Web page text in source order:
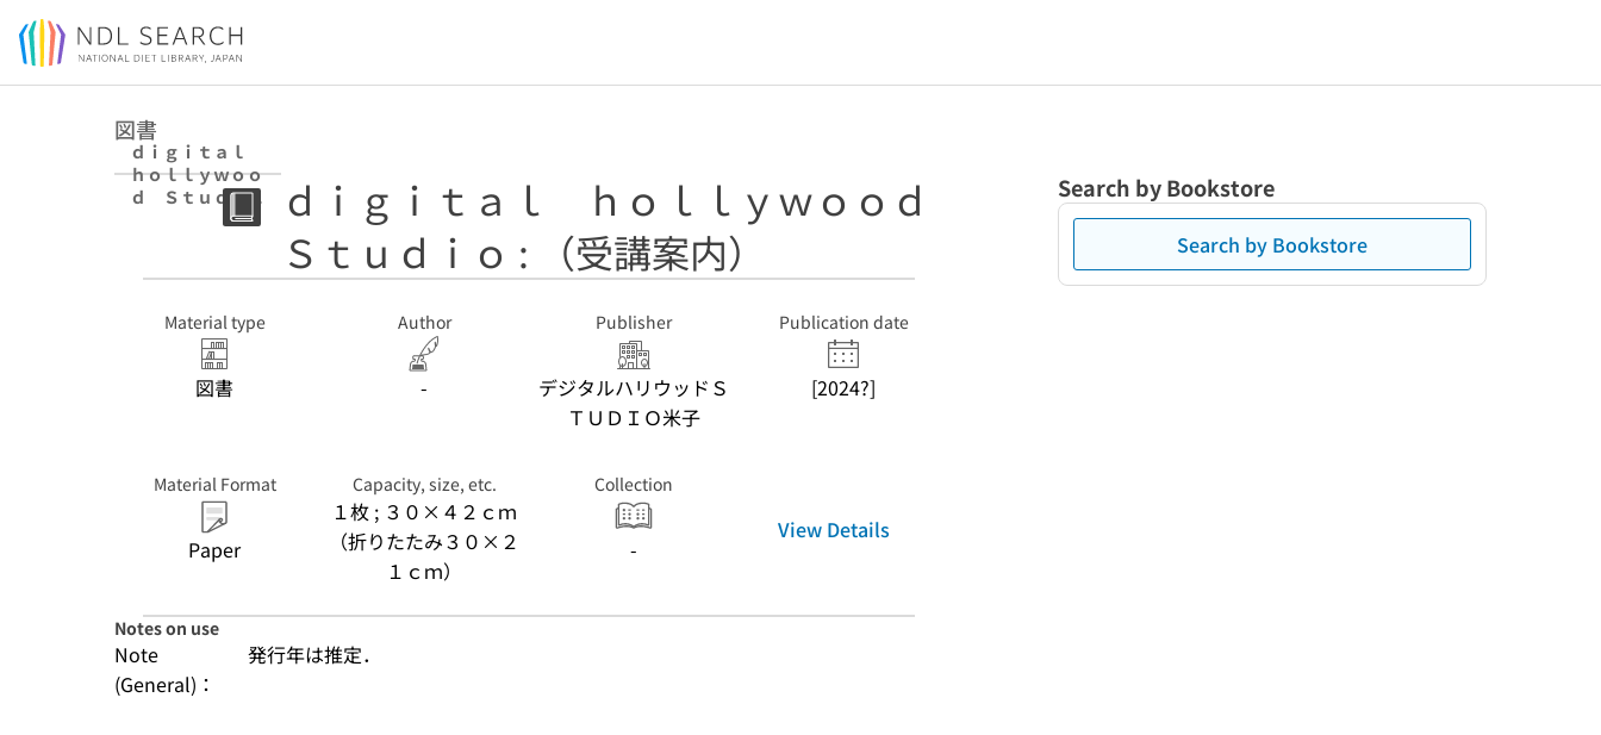
Jump to main content
図書
ｄｉｇｉｔａｌ
ｈｏｌｌｙｗｏｏ
ｄ Ｓｔｕｄｉｏ
: （受講案内）
ｄｉｇｉｔａｌ ｈｏｌｌｙｗｏｏｄ
Ｓｔｕｄｉｏ : （受講案内）
Material type
図書
Author
-
Publisher
デジタルハリウッドＳ
ＴＵＤＩＯ米子
Publication date
[2024?]
Material Format
Paper
Capacity, size, etc.
１枚 ; ３０×４２ｃｍ
（折りたたみ３０×２
１ｃｍ）
Collection
-
View Details
Notes on use
Note
(General)：
発行年は推定．
Search by Bookstore
Search by Bookstore